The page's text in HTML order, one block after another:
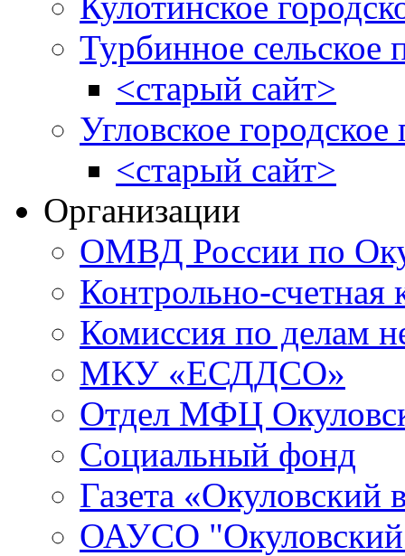
Турбинное сельское
<старый сайт>
Угловское городское
<старый сайт>
Организации
ОМВД России по
Контрольно-счетная
Комиссия по делам
МКУ «ЕСДДСО»
Отдел МФЦ
Социальный фонд
Газета «Окуловский
ОАУСО